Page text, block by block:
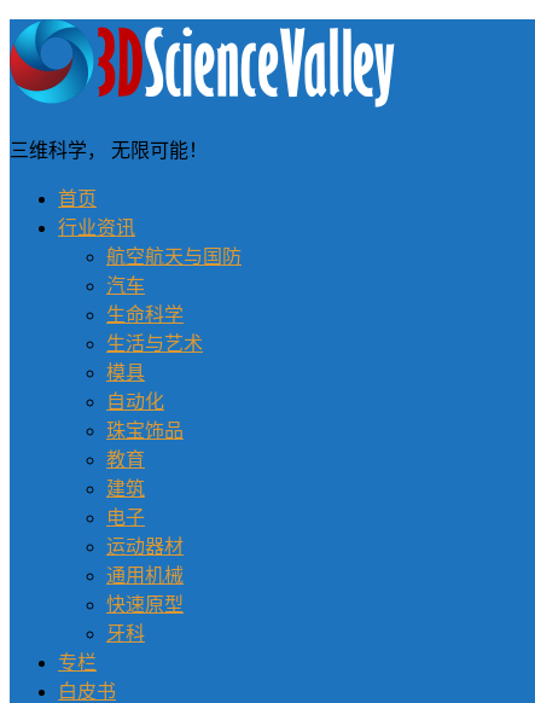
三维科学， 无限可能！
首页
行业资讯
航空航天与国防
汽车
生命科学
生活与艺术
模具
自动化
珠宝饰品
教育
建筑
电子
运动器材
通用机械
快速原型
牙科
专栏
白皮书